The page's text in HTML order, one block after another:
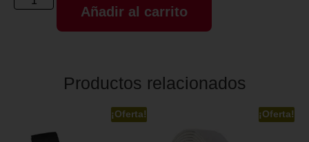
Añadir al carrito
Productos relacionados
¡Oferta! ¡Oferta!